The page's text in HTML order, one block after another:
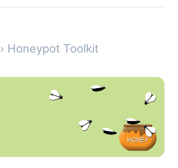
› Honeypot Toolkit